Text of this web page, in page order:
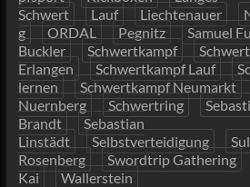
Schwert
Lauf Liechtenauer
g
ORDAL Pegnitz Samuel
Buckler
Schwertkampf
Erlangen
Schwertkampf Lauf
lernen
Schwertkampf Neumarkt
Nuernberg
Schwertring
Brandt
Sebastian
Linstädt
Selbstverteidigung
Rosenberg
Swordtrip Gathering
Kai
Wallerstein